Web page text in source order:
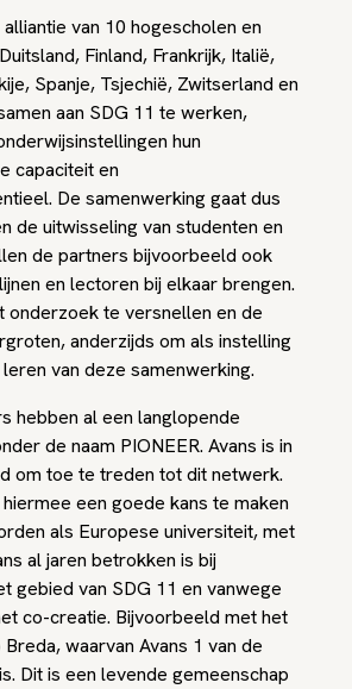
alliantie van 10 hogescholen en
Finland, Frankrijk, Italië,
Spanje, Tsjechië, Zwitserland en
aan SDG 11 te werken,
hun
capaciteit en
De samenwerking gaat dus
de uitwisseling van studenten en
de partners bijvoorbeeld ook
en lectoren bij elkaar brengen.
onderzoek te versnellen en de
anderzijds om als instelling
van deze samenwerking.
hebben al een langlopende
de naam PIONEER. Avans is in
om toe te treden tot dit netwerk.
een goede kans te maken
als Europese universiteit, met
al jaren betrokken is bij
gebied van SDG 11 en vanwege
co-creatie. Bijvoorbeeld met het
Breda, waarvan Avans 1 van de
Dit is een levende gemeenschap